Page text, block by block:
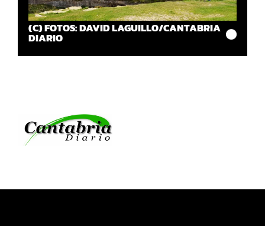
(C) FOTOS: DAVID LAGUILLO/CANTABRIA
DIARIO